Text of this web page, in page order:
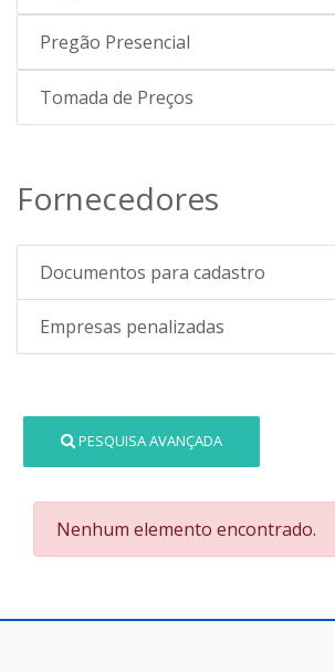
Pregão Presencial
Tomada de Preços
Fornecedores
Documentos para cadastro
Empresas penalizadas
PESQUISA AVANÇADA
Nenhum elemento encontrado.